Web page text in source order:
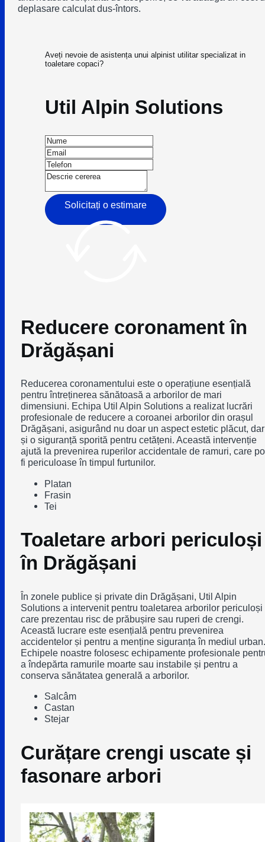
deplasare calculat dus-întors.
Aveți nevoie de asistența unui alpinist utilitar specializat in
toaletare copaci?
Util Alpin Solutions
Solicitați o estimare
Reducere coronament în
Drăgășani
Reducerea coronamentului este o operațiune esențială
pentru întreținerea sănătoasă a arborilor de mari
dimensiuni. Echipa Util Alpin Solutions a realizat lucrări
profesionale de reducere a coroanei arborilor din orașul
Drăgășani, asigurând nu doar un aspect estetic plăcut, dar
și o siguranță sporită pentru cetățeni. Această intervenție
ajută la prevenirea ruperilor accidentale de ramuri, care
fi periculoase în timpul furtunilor.
Platan
Frasin
Tei
Toaletare arbori periculoși
în Drăgășani
În zonele publice și private din Drăgășani, Util Alpin
Solutions a intervenit pentru toaletarea arborilor periculoși
care prezentau risc de prăbușire sau ruperi de crengi.
Această lucrare este esențială pentru prevenirea
accidentelor și pentru a menține siguranța în mediul urban.
Echipele noastre folosesc echipamente profesionale
a îndepărta ramurile moarte sau instabile și pentru a
conserva sănătatea generală a arborilor.
Salcâm
Castan
Stejar
Curățare crengi uscate și
fasonare arbori